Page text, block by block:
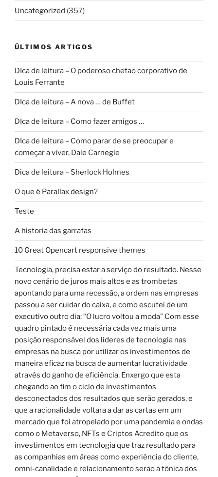
Uncategorized (357)
ÚLTIMOS ARTIGOS
DIca de leitura – O poderoso chefão corporativo de
Louis Ferrante
DIca de leitura – A nova … de Buffet
DIca de leitura – Como fazer amigos …
DIca de leitura – Como parar de se preocupar e
começar a viver, Dale Carnegie
Dica de leitura – Sherlock Holmes
O que é Parallax design?
Teste
A historia das garrafas
10 Great Opencart responsive themes
Tecnologia, precisa estar a serviço do resultado. Nesse
novo cenário de juros mais altos e as trombetas
apontando para uma recessão, a ordem nas empresas
passou a ser cuidar do caixa, e como escutei de um
executivo outro dia: “O lucro voltou a moda” Com esse
quadro pintado é necessária cada vez mais uma
posição responsável dos lideres de tecnologia nas
empresas na busca por utilizar os investimentos de
maneira eficaz na busca de aumentar lucratividade
através do ganho de eficiência. Enxergo que esta
chegando ao fim o ciclo de investimentos
desconectados dos resultados que serão gerados, e
que a racionalidade voltara a dar as cartas em um
mercado que foi atropelado por uma pandemia e ondas
como o Metaverso, NFTs e Criptos Acredito que os
investimentos em tecnologia que traz resultado para
as companhias em áreas como experiência do cliente,
omni-canalidade e relacionamento serão a tônica dos